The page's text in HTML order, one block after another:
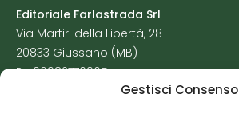
Gestisci Consenso
Editoriale Farlastrada Srl
Via Martiri della Libertà, 28
20833 Giussano (MB)
P.I. 06982770965